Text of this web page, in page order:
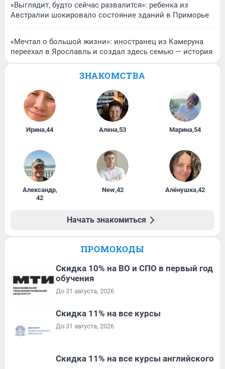
«Выглядит, будто сейчас развалится»: ребенка из
Австралии шокировало состояние зданий в Приморье
«Мечтал о большой жизни»: иностранец из Камеруна
переехал в Ярославль и создал здесь семью — история
ЗНАКОМСТВА
Ирина,44 Алена,53 Марина,54
Александр,
42
New,42 Алёнушка,42
Начать знакомиться
ПРОМОКОДЫ
Скидка 10% на ВО и СПО в первый год
обучения
До 31 августа, 2026
Скидка 11% на все курсы
До 31 августа, 2026
Скидка 11% на все курсы английского